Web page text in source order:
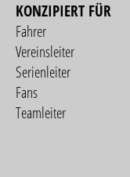
KONZIPIERT FÜR
Fahrer
Vereinsleiter
Serienleiter
Fans
Teamleiter